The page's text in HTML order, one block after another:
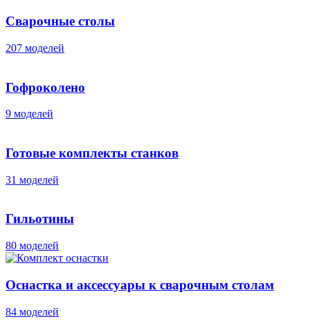
Сварочные столы
207 моделей
Гофроколено
9 моделей
Готовые комплекты станков
31 моделей
Гильотины
80 моделей
Оснастка и аксессуары к сварочным столам
84 моделей